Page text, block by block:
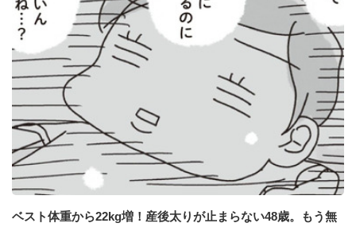
ベスト体重から22kg増！産後太りが止まらない48歳。もう無